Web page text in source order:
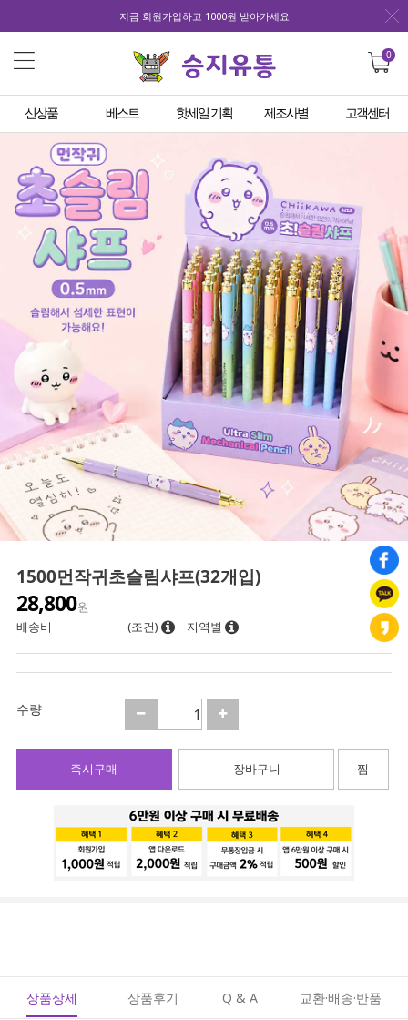
지금 회원가입하고 1000원 받아가세요
0
신상품 베스트 핫세일 기획 제조사별 고객센터
1500먼작귀초슬림샤프(32개입)
28,800원
배송비
(조건) 지역별
수량
즉시구매 장바구니 찜
상품상세 상품후기 Q & A 교환·배송·반품